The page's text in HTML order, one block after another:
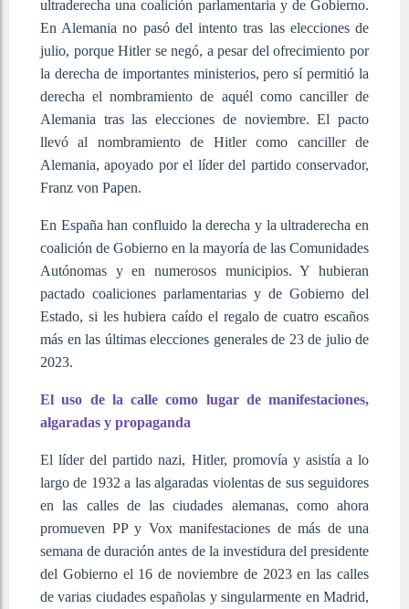
ultraderecha una coalición parlamentaria y de Gobierno.
En Alemania no pasó del intento tras las elecciones de
julio, porque Hitler se negó, a pesar del ofrecimiento por
la derecha de importantes ministerios, pero sí permitió la
derecha el nombramiento de aquél como canciller de
Alemania tras las elecciones de noviembre. El pacto
llevó al nombramiento de Hitler como canciller de
Alemania, apoyado por el líder del partido conservador,
Franz von Papen.
En España han confluido la derecha y la ultraderecha en
coalición de Gobierno en la mayoría de las Comunidades
Autónomas y en numerosos municipios. Y hubieran
pactado coaliciones parlamentarias y de Gobierno del
Estado, si les hubiera caído el regalo de cuatro escaños
más en las últimas elecciones generales de 23 de julio de
2023.
El uso de la calle como lugar de manifestaciones,
algaradas y propaganda
El líder del partido nazi, Hitler, promovía y asistía a lo
largo de 1932 a las algaradas violentas de sus seguidores
en las calles de las ciudades alemanas, como ahora
promueven PP y Vox manifestaciones de más de una
semana de duración antes de la investidura del presidente
del Gobierno el 16 de noviembre de 2023 en las calles
de varias ciudades españolas y singularmente en Madrid,